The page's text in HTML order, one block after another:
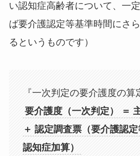
い認知症高齢者について、一
ば要介護認定等基準時間にさ
るというものです）
『一次判定の要介護度の算
要介護度（一次判定） ＝
＋ 認定調査票（要介護認
認知症加算）